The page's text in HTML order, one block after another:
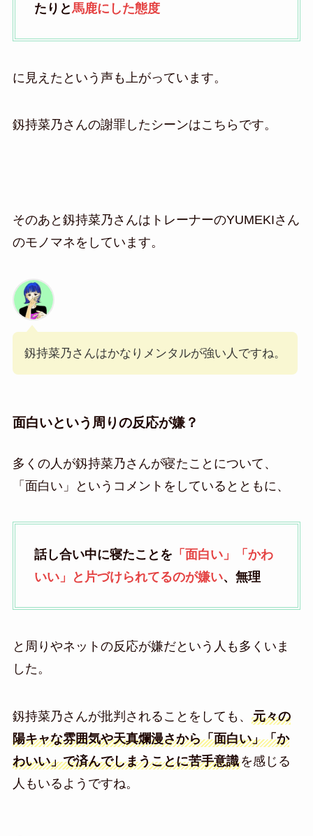
たりと馬鹿にした態度
に見えたという声も上がっています。
釼持菜乃さんの謝罪したシーンはこちらです。
そのあと釼持菜乃さんはトレーナーのYUMEKIさん
のモノマネをしています。
釼持菜乃さんはかなりメンタルが強い人ですね。
面白いという周りの反応が嫌？
多くの人が釼持菜乃さんが寝たことについて、
「面白い」というコメントをしているとともに、
話し合い中に寝たことを 「面白い」「かわ
いい」と片づけられてるのが嫌い、無理
と周りやネットの反応が嫌だという人も多くいま
した。
釼持菜乃さんが批判されることをしても、 元々の
陽キャな雰囲気や天真爛漫さから「面白い」「か
わいい」で済んでしまうことに苦手意識を感じる
人もいるようですね。